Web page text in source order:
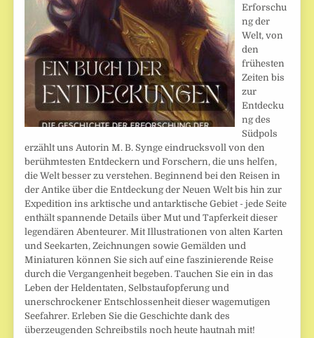
Erforschu
ng der
Welt, von
den
frühesten
Zeiten bis
zur
Entdecku
ng des
Südpols
erzählt uns Autorin M. B. Synge eindrucksvoll von den
berühmtesten Entdeckern und Forschern, die uns helfen,
die Welt besser zu verstehen. Beginnend bei den Reisen in
der Antike über die Entdeckung der Neuen Welt bis hin zur
Expedition ins arktische und antarktische Gebiet - jede Seite
enthält spannende Details über Mut und Tapferkeit dieser
legendären Abenteurer. Mit Illustrationen von alten Karten
und Seekarten, Zeichnungen sowie Gemälden und
Miniaturen können Sie sich auf eine faszinierende Reise
durch die Vergangenheit begeben. Tauchen Sie ein in das
Leben der Heldentaten, Selbstaufopferung und
unerschrockener Entschlossenheit dieser wagemutigen
Seefahrer. Erleben Sie die Geschichte dank des
überzeugenden Schreibstils noch heute hautnah mit!